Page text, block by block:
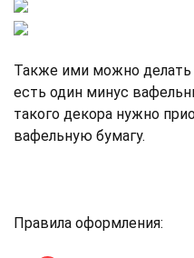
Также ими можно
есть один минус
такого декора нужно
вафельную бумагу.
Правила оформления: